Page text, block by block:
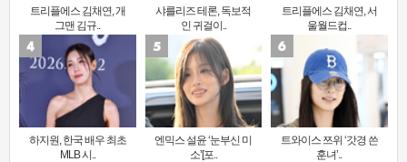
트리플에스 김채연, 개
그맨 김규..
샤를리즈 테론, 독보적
인 귀걸이..
트리플에스 김채연, 서
울월드컵..
하지원, 한국 배우 최초
MLB 시..
엔믹스 설윤 ‘눈부신 미
소’[포..
트와이스 쯔위 ‘갓경 쓴
훈녀’..